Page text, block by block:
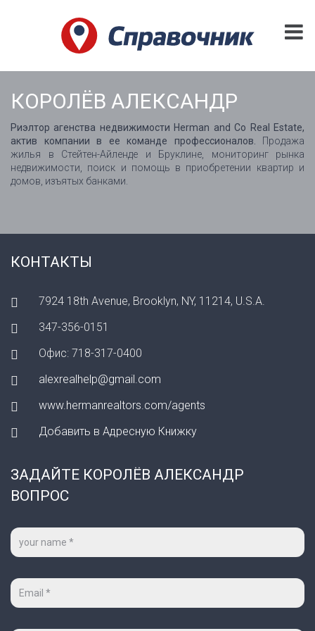
КОРОЛЁВ АЛЕКСАНДР
Риэлтор агенства недвижимости Herman and Co Real Estate,
актив компании в ее команде профессионалов.
Продажа
жилья в Стейтен-Айленде и Бруклине, мониторинг рынка
недвижимости, поиск и помощь в приобретении квартир и
домов, изъятых банками.
КОНТАКТЫ
7924 18th Avenue, Brooklyn, NY, 11214, U.S.A.
347-356-0151
Офис: 718-317-0400
alexrealhelp@gmail.com
www.hermanrealtors.com/agents
Добавить в Адресную Книжку
ЗАДАЙТЕ КОРОЛЁВ АЛЕКСАНДР
ВОПРОС
Ваше
имя
Ваш
mail